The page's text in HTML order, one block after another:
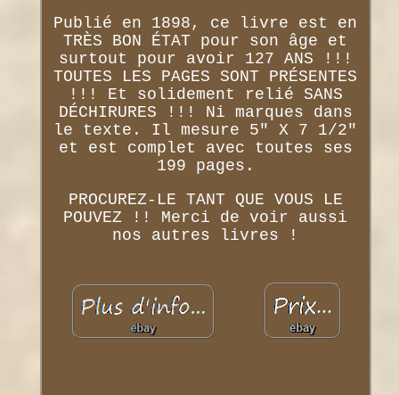
Publié en 1898, ce livre est en
TRÈS BON ÉTAT pour son âge et
surtout pour avoir 127 ANS !!!
TOUTES LES PAGES SONT PRÉSENTES
!!! Et solidement relié SANS
DÉCHIRURES !!! Ni marques dans
le texte. Il mesure 5" X 7 1/2"
et est complet avec toutes ses
199 pages.
PROCUREZ-LE TANT QUE VOUS LE
POUVEZ !! Merci de voir aussi
nos autres livres !